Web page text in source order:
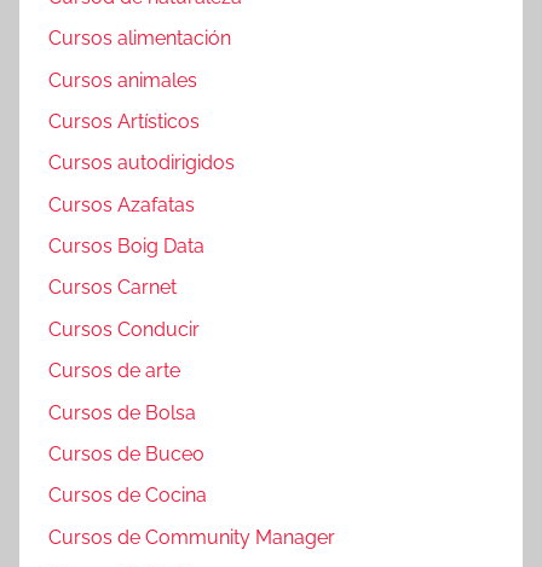
Cursos alimentación
Cursos animales
Cursos Artísticos
Cursos autodirigidos
Cursos Azafatas
Cursos Boig Data
Cursos Carnet
Cursos Conducir
Cursos de arte
Cursos de Bolsa
Cursos de Buceo
Cursos de Cocina
Cursos de Community Manager